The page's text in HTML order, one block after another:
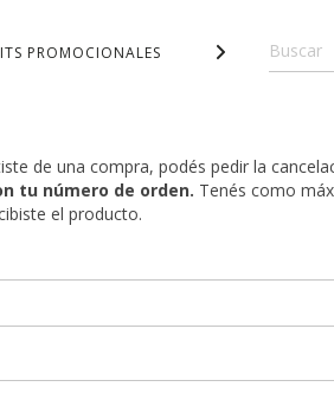
PROMOCIONALES ACCESORIOS
de una compra, podés pedir la
tu número de orden. Tenés como
el producto.